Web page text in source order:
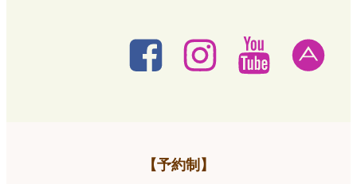
【予約制】